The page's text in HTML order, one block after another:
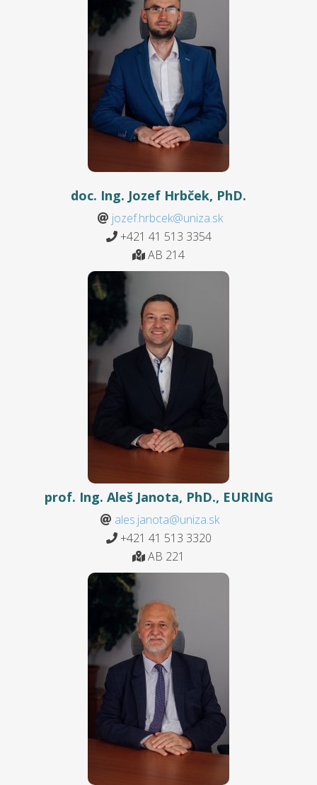
doc. Ing. Jozef Hrbček, PhD.
jozef.hrbcek@uniza.sk
+421 41 513 3354
AB 214
prof. Ing. Aleš Janota, PhD., EURING
ales.janota@uniza.sk
+421 41 513 3320
AB 221